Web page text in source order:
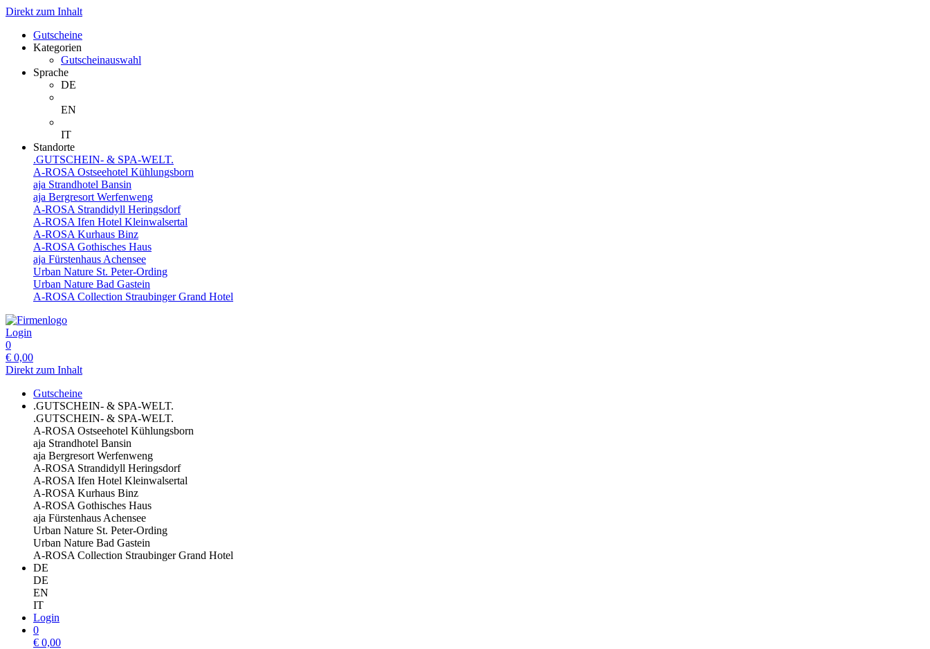
Direkt zum Inhalt
Gutscheine
Kategorien
Gutscheinauswahl
Sprache
DE
EN
IT
Standorte
.GUTSCHEIN- & SPA-WELT.
A-ROSA Ostseehotel Kühlungsborn
aja Strandhotel Bansin
aja Bergresort Werfenweng
A-ROSA Strandidyll Heringsdorf
A-ROSA Ifen Hotel Kleinwalsertal
A-ROSA Kurhaus Binz
A-ROSA Gothisches Haus
aja Fürstenhaus Achensee
Urban Nature St. Peter-Ording
Urban Nature Bad Gastein
A-ROSA Collection Straubinger Grand Hotel
Login
0
€ 0,00
Direkt zum Inhalt
Gutscheine
.GUTSCHEIN- & SPA-WELT.
.GUTSCHEIN- & SPA-WELT.
A-ROSA Ostseehotel Kühlungsborn
aja Strandhotel Bansin
aja Bergresort Werfenweng
A-ROSA Strandidyll Heringsdorf
A-ROSA Ifen Hotel Kleinwalsertal
A-ROSA Kurhaus Binz
A-ROSA Gothisches Haus
aja Fürstenhaus Achensee
Urban Nature St. Peter-Ording
Urban Nature Bad Gastein
A-ROSA Collection Straubinger Grand Hotel
DE
DE
EN
IT
Login
0
€ 0,00